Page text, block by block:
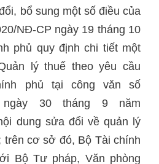
bổ sung một số điều của
NĐ-CP ngày 19 tháng 10
phủ quy định chi tiết một
lý thuế theo yêu cầu
phủ tại công văn số
ngày 30 tháng 9 năm
dung sửa đổi về quản lý
cơ sở đó, Bộ Tài chính
Bộ Tư pháp, Văn phòng